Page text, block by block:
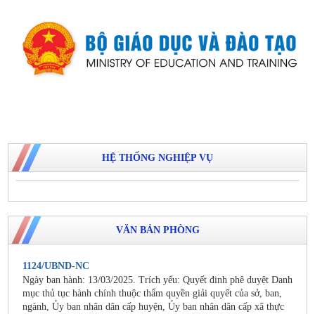
HỆ THỐNG NGHIỆP VỤ
VĂN BẢN PHÒNG
1124/UBND-NC
Ngày ban hành: 13/03/2025. Trích yếu: Quyết đinh phê duyệt Danh
mục thủ tục hành chính thuộc thẩm quyền giải quyết của sở, ban,
ngành, Ủy ban nhân dân cấp huyện, Ủy ban nhân dân cấp xã thực